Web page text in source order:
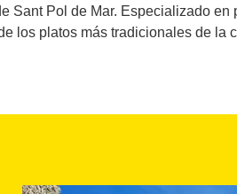
Pol de Mar. Especializado en
los platos más tradicionales de la